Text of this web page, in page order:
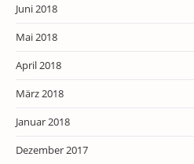
Juni 2018
Mai 2018
April 2018
März 2018
Januar 2018
Dezember 2017